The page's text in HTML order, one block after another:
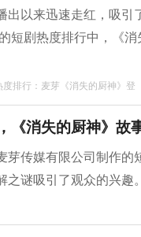
出以来迅速走红，吸
短剧热度排行中，《
排行：麦芽《消失的厨神》登
《消失的厨神》故
芽传媒有限公司制作
之谜吸引了观众的兴